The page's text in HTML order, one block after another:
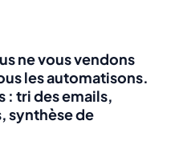
ne vous vendons
les automatisons.
: tri des emails,
synthèse de